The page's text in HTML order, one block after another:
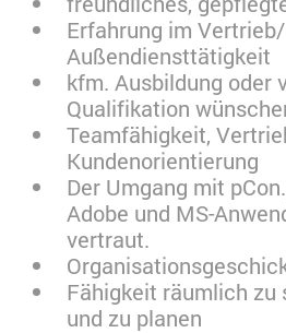
Erfahrung im Vertrieb/
Außendiensttätigkeit
kfm. Ausbildung oder
Qualifikation
Teamfähigkeit,
Kundenorientierung
Der Umgang mit
Adobe und MS-
vertraut.
Fähigkeit räumlich zu
und zu planen